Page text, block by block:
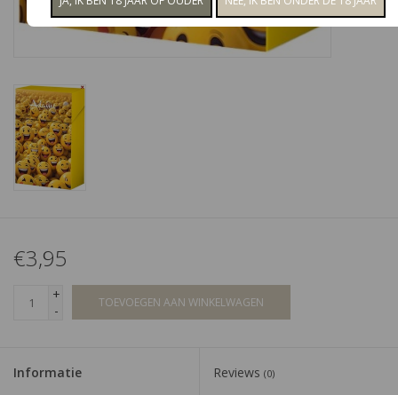
€3,95
+
-
TOEVOEGEN AAN WINKELWAGEN
Informatie Reviews (0)